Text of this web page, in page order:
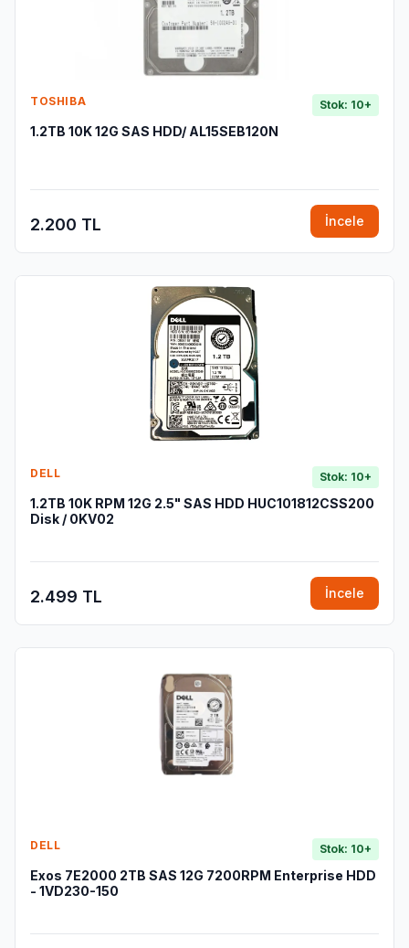
TOSHIBA Stok: 10+
1.2TB 10K 12G SAS HDD/ AL15SEB120N
2.200 TL İncele
DELL Stok: 10+
1.2TB 10K RPM 12G 2.5" SAS HDD HUC101812CSS200
Disk / 0KV02
2.499 TL İncele
DELL Stok: 10+
Exos 7E2000 2TB SAS 12G 7200RPM Enterprise HDD
- 1VD230-150